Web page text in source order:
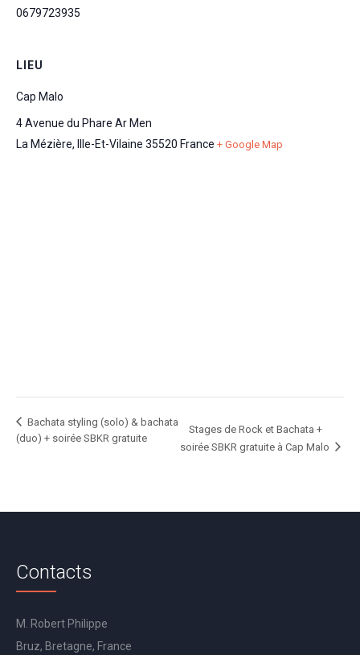
0679723935
LIEU
Cap Malo
4 Avenue du Phare Ar Men
La Mézière, Ille-Et-Vilaine 35520 France + Google Map
Bachata styling (solo) & bachata
(duo) + soirée SBKR gratuite
Stages de Rock et Bachata +
soirée SBKR gratuite à Cap Malo
Contacts
M. Robert Philippe
Bruz, Bretagne, France